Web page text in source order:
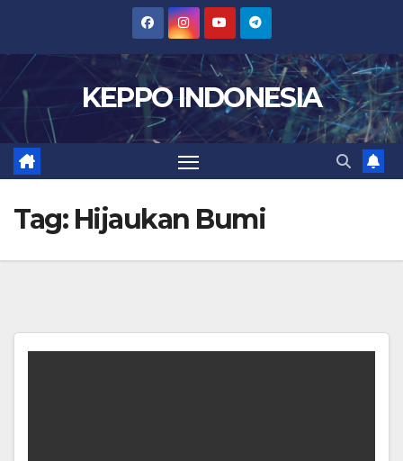
content
KEPPO INDONESIA
Tag: Hijaukan Bumi